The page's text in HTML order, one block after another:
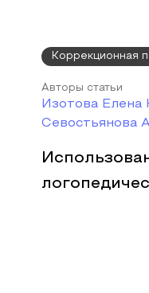
Коррекционная
Авторы статьи
Изотова Елена
Севостьянова